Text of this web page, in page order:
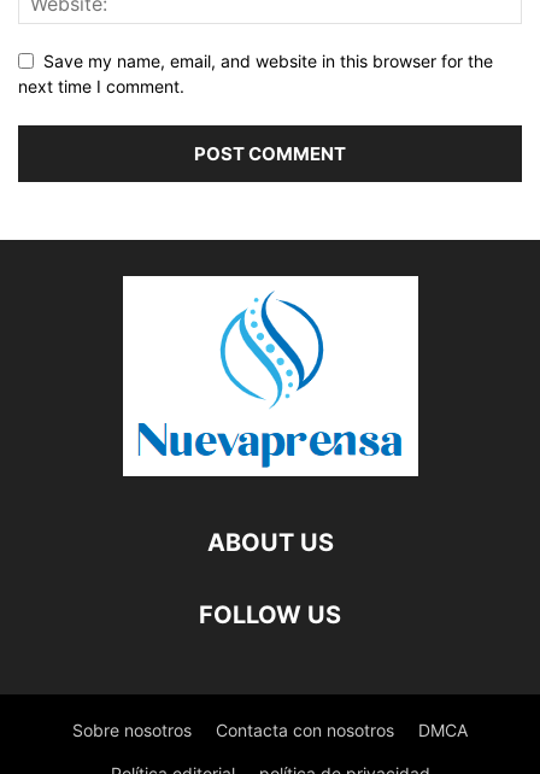
Save my name, email, and website in this browser for the
next time I comment.
ABOUT US
FOLLOW US
Sobre nosotros Contacta con nosotros DMCA